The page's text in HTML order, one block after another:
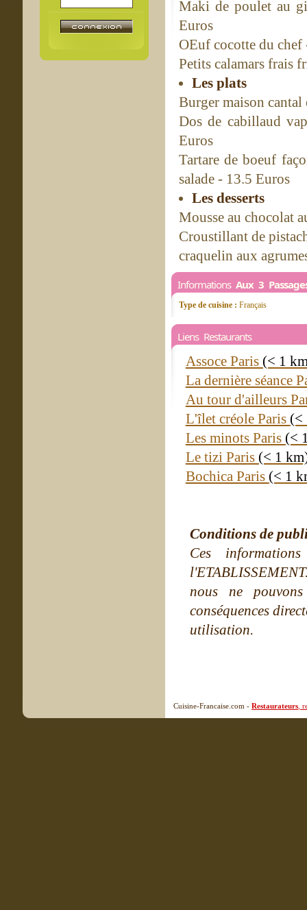
Maki de poulet au
Euros
OEuf cocotte du chef
Petits calamars frais
Les plats
Burger maison
Dos de cabillaud
Euros
Tartare de boeuf
salade - 13.5 Euros
Les desserts
Mousse au chocolat
Croustillant de
craquelin aux
Informations Aux 3
Type de cuisine : Français
Liens Restaurants
Assoce Paris (< 1
La dernière séance
Au tour d'ailleurs
L'îlet créole Paris (<
Les minots Paris (<
Le tizi Paris (< 1
Bochica Paris (< 1
Conditions de
Ces
nous ne
conséquences
utilisation.
Cuisine-Francaise.com - Restaurateurs ,